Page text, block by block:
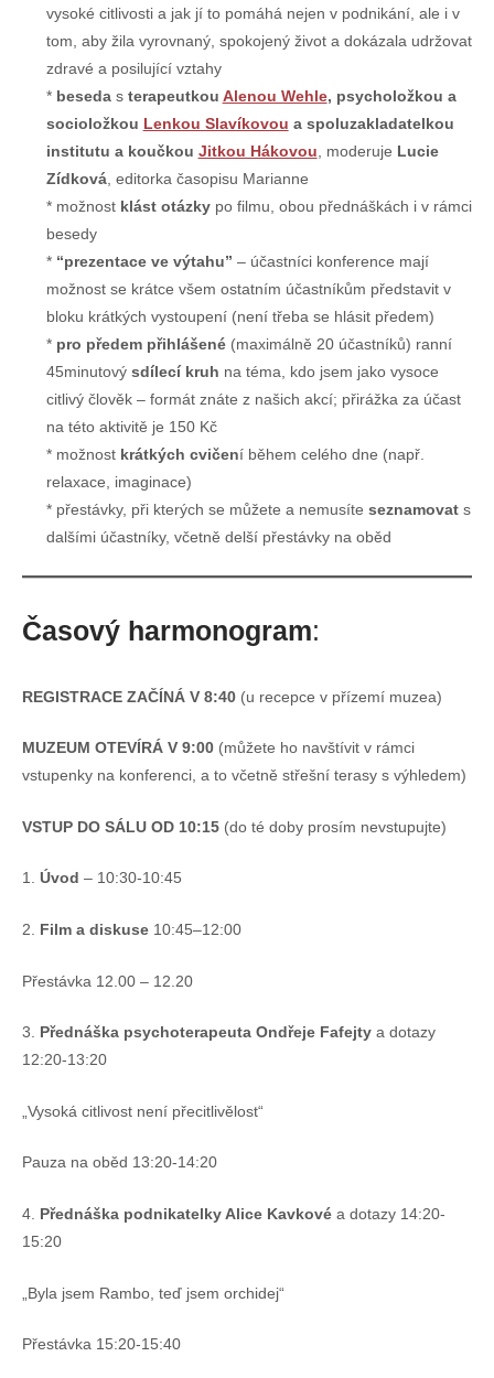
vysoké citlivosti a jak jí to pomáhá nejen v podnikání, ale i v
tom, aby žila vyrovnaný, spokojený život a dokázala udržovat
zdravé a posilující vztahy
besedas terapeutkou Alenou Wehle, psycholožkou a
socioložkou Lenkou Slavíkovou a spoluzakladatelkou
institutu a koučkou Jitkou Hákovou , moderuje Lucie
Zídková, editorka časopisu Marianne
možnost klást otázkypo filmu, obou přednáškách i v rámci
besedy
“prezentace ve výtahu” – účastníci konference mají
možnost se krátce všem ostatním účastníkům představit v
bloku krátkých vystoupení (není třeba se hlásit předem)
pro předem přihlášené (maximálně 20 účastníků) ranní
45minutový sdílecí kruh na téma, kdo jsem jako vysoce
citlivý člověk – formát znáte z našich akcí; přirážka za účast
na této aktivitě je 150 Kč
možnost krátkých cvičení během celého dne (např.
relaxace, imaginace)
přestávky, při kterých se můžete a nemusíte seznamovat s
dalšími účastníky, včetně delší přestávky na oběd
Časový harmonogram:
REGISTRACE ZAČÍNÁ V 8:40 (u recepce v přízemí muzea)
MUZEUM OTEVÍRÁ V 9:00 (můžete ho navštívit v rámci
vstupenky na konferenci, a to včetně střešní terasy s výhledem)
VSTUP DO SÁLU OD 10:15 (do té doby prosím nevstupujte)
1. Úvod – 10:30-10:45
2. Film a diskuse 10:45–12:00
Přestávka 12.00 – 12.20
3. Přednáška psychoterapeuta Ondřeje Fafejty a dotazy
12:20-13:20
„Vysoká citlivost není přecitlivělost“
Pauza na oběd 13:20-14:20
4. Přednáška podnikatelky Alice Kavkové a dotazy 14:20-
15:20
„Byla jsem Rambo, teď jsem orchidej“
Přestávka 15:20-15:40